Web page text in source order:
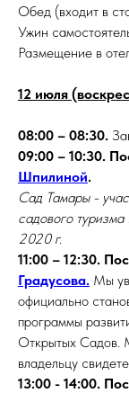
Обед (входит в
Ужин
Размещение в
12 июля
08:00 – 08:30.
09:00 – 10:30.
Шпилиной.
Сад Тамары -
садового
2020 г.
11:00 – 12:30.
Градусова. Мы
официально
программы
Открытых Садов.
владельцу
13:00 - 14:00.